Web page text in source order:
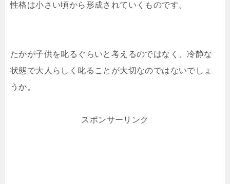
性格は小さい頃から形成されていくものです。
たかが子供を叱るぐらいと考えるのではなく、冷静な
状態で大人らしく叱ることが大切なのではないでしょ
うか。
スポンサーリンク